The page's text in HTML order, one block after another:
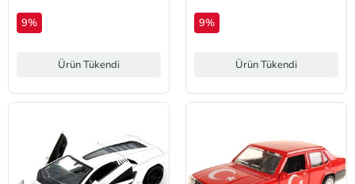
9%
Ürün Tükendi
Ölçek Lisanslı
9%
Ürün Tükendi